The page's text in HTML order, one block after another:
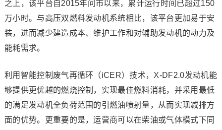
之上，该平台自2015年问市以来，累计运行时间已超过150
万小时。与高压双燃料发动机系统相比，该平台更加易于安
装，进而减少建造成本、维护工作和对辅助发动机的动力及
能耗需求。
利用智能控制废气再循环（iCER）技术，X-DF2.0发动机能
够提供更优越的燃烧控制，实现最佳燃料消耗，并采用最低
的满足发动机全负荷范围的引燃油喷射量，从而实现减排方
面的优势。更重要的是，运营商可以在柴油或气体模式下同